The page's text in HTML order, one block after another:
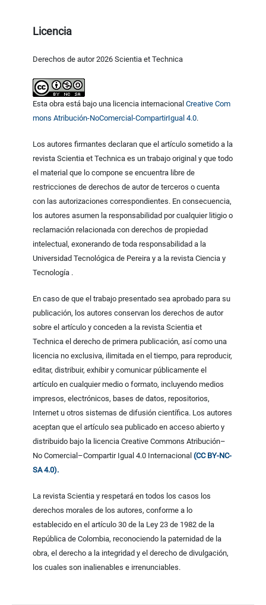
Licencia
Derechos de autor 2026 Scientia et Technica
Esta obra está bajo una licencia internacionalCreative Com
mons Atribución-NoComercial-CompartirIgual 4.0.
Los autores firmantes declaran que el artículo sometido a la
revista Scientia et Technica es un trabajo original y que todo
el material que lo compone se encuentra libre de
restricciones de derechos de autor de terceros o cuenta
con las autorizaciones correspondientes. En consecuencia,
los autores asumen la responsabilidad por cualquier litigio o
reclamación relacionada con derechos de propiedad
intelectual, exonerando de toda responsabilidad a la
Universidad Tecnológica de Pereira y a la revista Ciencia y
Tecnología .
En caso de que el trabajo presentado sea aprobado para su
publicación, los autores conservan los derechos de autor
sobre el artículo y conceden a la revista Scientia et
Technica el derecho de primera publicación, así como una
licencia no exclusiva, ilimitada en el tiempo, para reproducir,
editar, distribuir, exhibir y comunicar públicamente el
artículo en cualquier medio o formato, incluyendo medios
impresos, electrónicos, bases de datos, repositorios,
Internet u otros sistemas de difusión científica. Los autores
aceptan que el artículo sea publicado en acceso abierto y
distribuido bajo la licencia Creative Commons Atribución–
No Comercial–Compartir Igual 4.0 Internacional(CC BY-NC-
SA 4.0).
La revista Scientia y respetará en todos los casos los
derechos morales de los autores, conforme a lo
establecido en el artículo 30 de la Ley 23 de 1982 de la
República de Colombia, reconociendo la paternidad de la
obra, el derecho a la integridad y el derecho de divulgación,
los cuales son inalienables e irrenunciables.